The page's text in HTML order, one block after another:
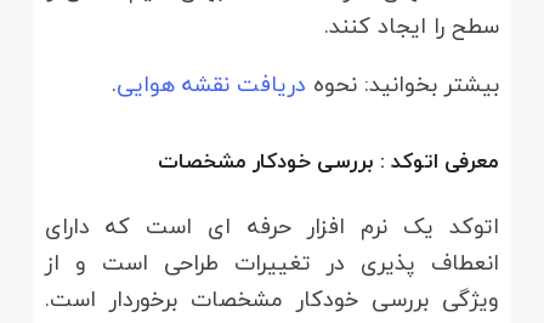
سطح را ایجاد کنند.
بیشتر بخوانید: نحوه دریافت نقشه هوایی.
معرفی اتوکد : بررسی خودکار مشخصات
اتوکد یک نرم افزار حرفه ای است که دارای
انعطاف پذیری در تغییرات طراحی است و از
ویژگی بررسی خودکار مشخصات برخوردار است.